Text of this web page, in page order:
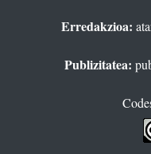
Erredakzioa:
Publizitatea: